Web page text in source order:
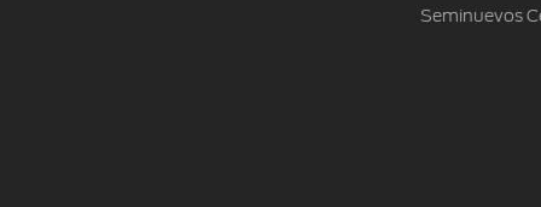
Seminuevos